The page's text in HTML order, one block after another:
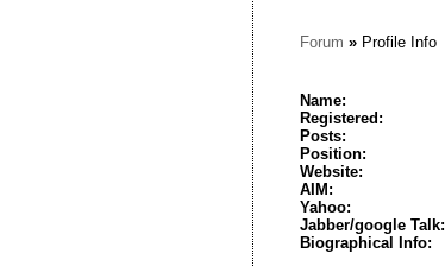
Forum »Profile Info
Name:
Registered:
Posts:
Position:
Website:
AIM:
Yahoo:
Jabber/google Talk:
Biographical Info: